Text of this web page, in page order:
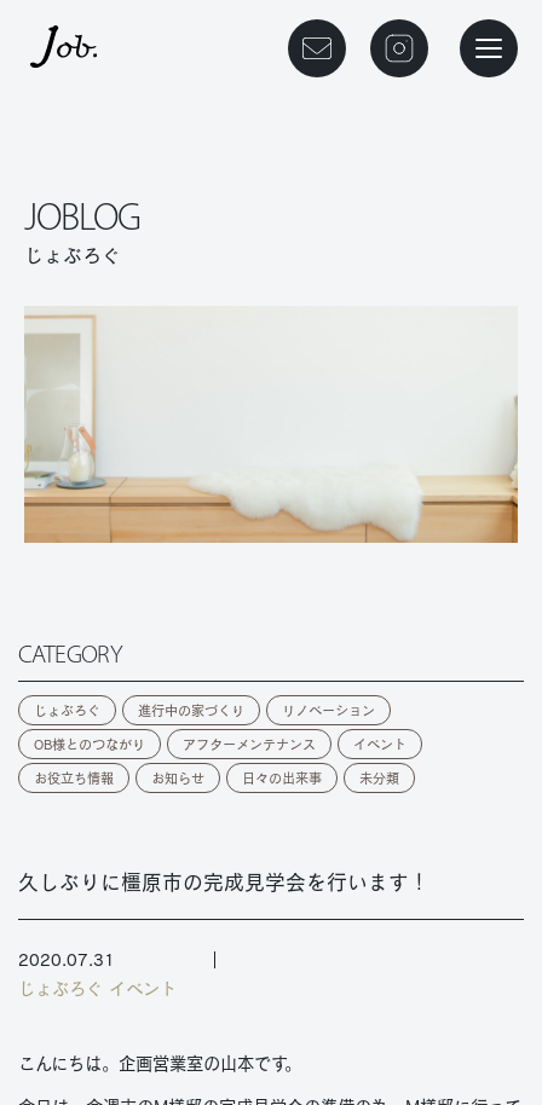
メニュ
JOBLOG
じょぶろぐ
CATEGORY
じょぶろぐ 進行中の家づくり リノベーション
OB様とのつながり アフターメンテナンス イベント
お役立ち情報 お知らせ 日々の出来事 未分類
久しぶりに橿原市の完成見学会を行います！
2020.07.31
じょぶろぐ イベント
こんにちは。企画営業室の山本です。